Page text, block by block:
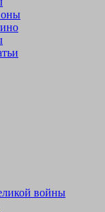
войны